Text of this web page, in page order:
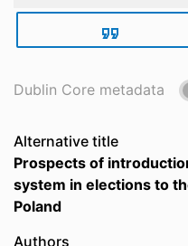
Dublin Core metadata
Alternative title
Prospects of
system in elections to
Poland
Authors